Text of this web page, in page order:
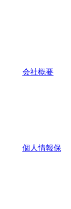
会社概要
個人情報保